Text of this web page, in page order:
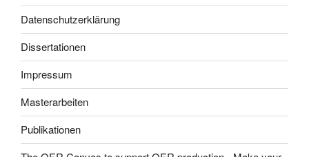
Datenschutzerklärung
Dissertationen
Impressum
Masterarbeiten
Publikationen